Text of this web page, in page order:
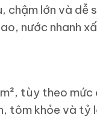
chậm lớn và dễ
nước nhanh
tùy theo mức
tôm khỏe và tỷ